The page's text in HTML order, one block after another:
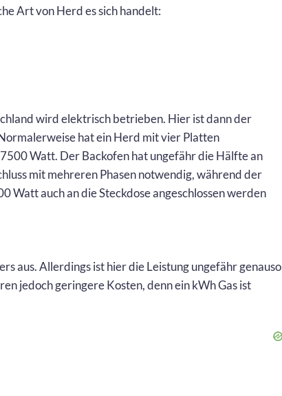
Art von Herd es sich handelt:
wird elektrisch betrieben. Hier ist dann der
hat ein Herd mit vier Platten
Watt. Der Backofen hat ungefähr die Hälfte an
mit mehreren Phasen notwendig, während der
Watt auch an die Steckdose angeschlossen werden
aus. Allerdings ist hier die Leistung ungefähr genauso
jedoch geringere Kosten, denn ein kWh Gas ist